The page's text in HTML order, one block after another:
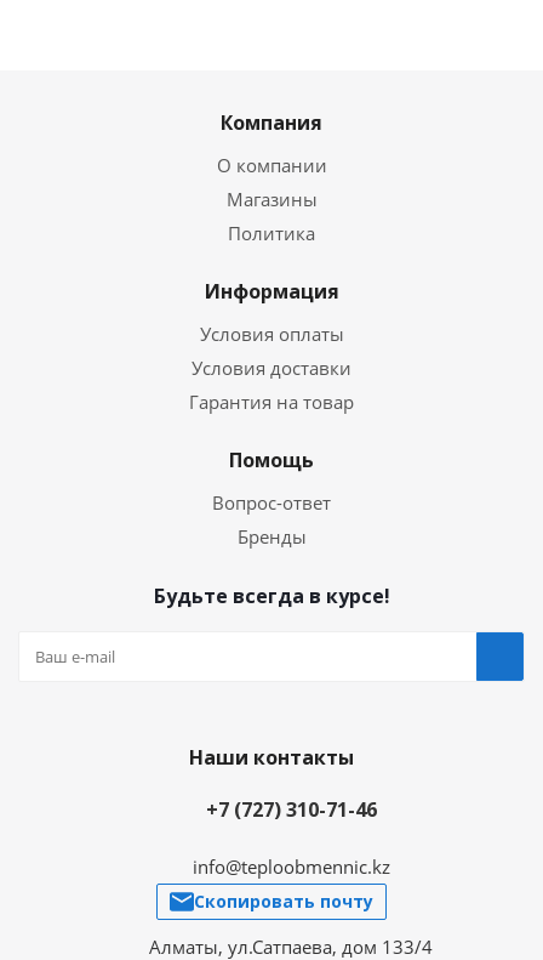
Компания
О компании
Магазины
Политика
Информация
Условия оплаты
Условия доставки
Гарантия на товар
Помощь
Вопрос-ответ
Бренды
Будьте всегда в курсе!
Наши контакты
+7 (727) 310-71-46
info@teploobmennic.kz
Скопировать почту
Алматы, ул.Сатпаева, дом 133/4